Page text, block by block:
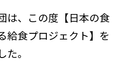
は、この度【日本の食
給食プロジェクト】を
。